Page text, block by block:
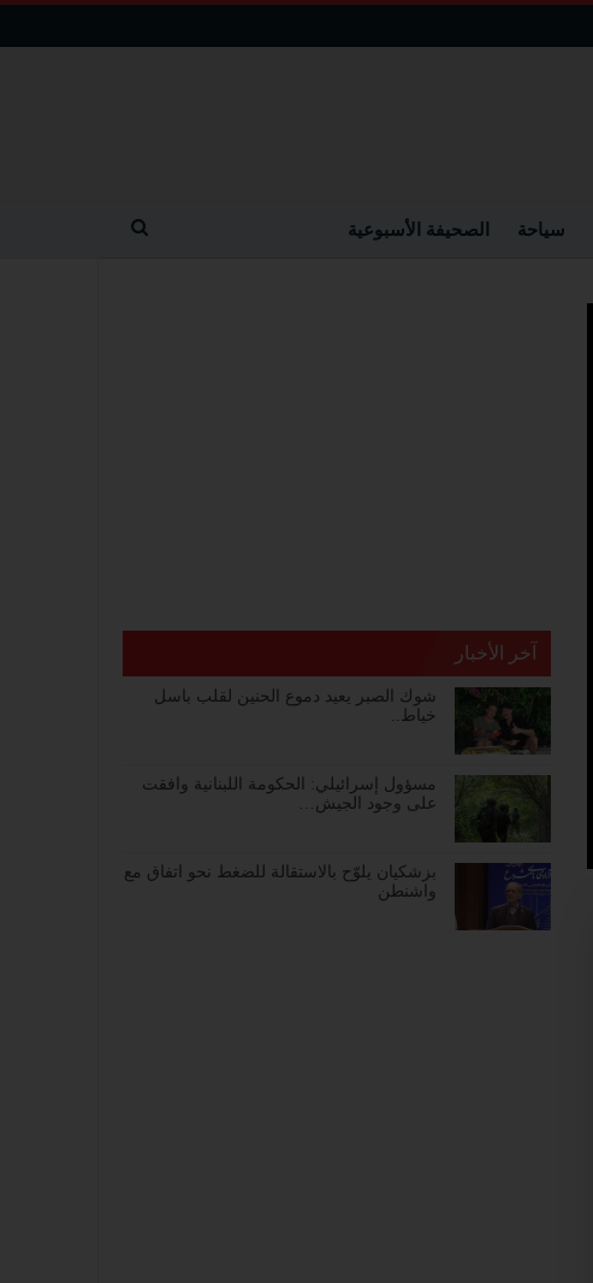
سياحة الصحيفة الأسبوعية
آخر الأخبار
شوك الصبر يعيد دموع الحنين لقلب باسل
خياط..
مسؤول إسرائيلي: الحكومة اللبنانية وافقت
على وجود الجيش…
بزشكيان يلوّح بالاستقالة للضغط نحو اتفاق مع
واشنطن